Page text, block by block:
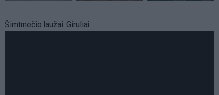
Šimtmečio laužai. Giruliai